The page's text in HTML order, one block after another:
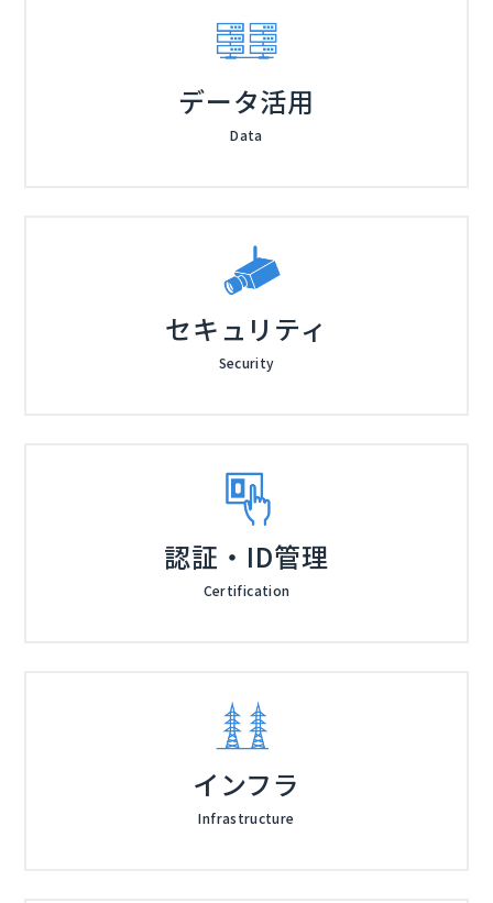
データ活用
Data
セキュリティ
Security
認証・ID管理
Certification
インフラ
Infrastructure